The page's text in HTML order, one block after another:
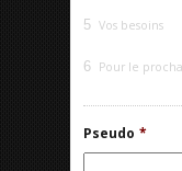
5 Vos besoins
6 Pour le
Pseudo *